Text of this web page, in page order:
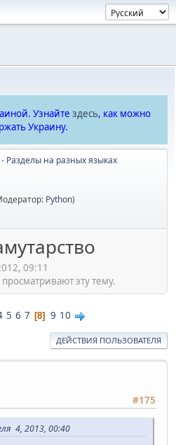
Узнайте здесь, как можно
Украину.
Разделы на разных языках
Python)
09:11
эту тему.
5 6 7 8 9 10
ДЕЙСТВИЯ ПОЛЬЗОВАТЕЛЯ
#175
4, 2013, 00:40